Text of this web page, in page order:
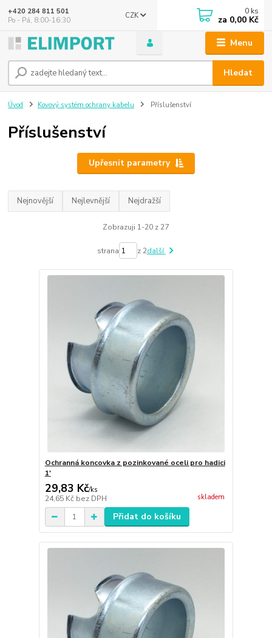
Menu
CZK
Hledat
+420 284 811 501
Po - Pá, 8:00-16:30
0 ks
za 0,00 Kč
Úvod Kovový systém ochrany kabelu Příslušenství
Příslušenství
Upřesnit parametry
Nejnovější Nejlevnější Nejdražší
Zobrazuji 1-20 z 27
strana z 2další
Ochranná koncovka z pozinkované oceli pro hadici
1'
29,83 Kč/ks
24,65 Kč bez DPH skladem
Přidat do košíku